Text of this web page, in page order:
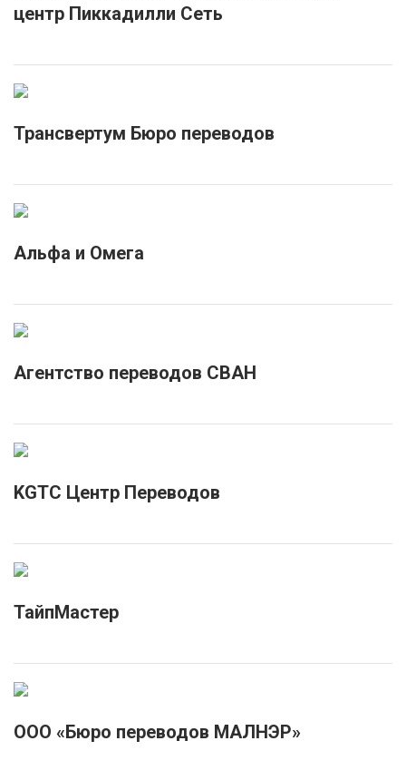
центр Пиккадилли Сеть
Трансвертум Бюро переводов
Альфа и Омега
Агентство переводов СВАН
KGTC Центр Переводов
ТайпМастер
ООО «Бюро переводов МАЛНЭР»